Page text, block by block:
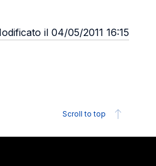
il 04/05/2011 16:15
Scroll to top